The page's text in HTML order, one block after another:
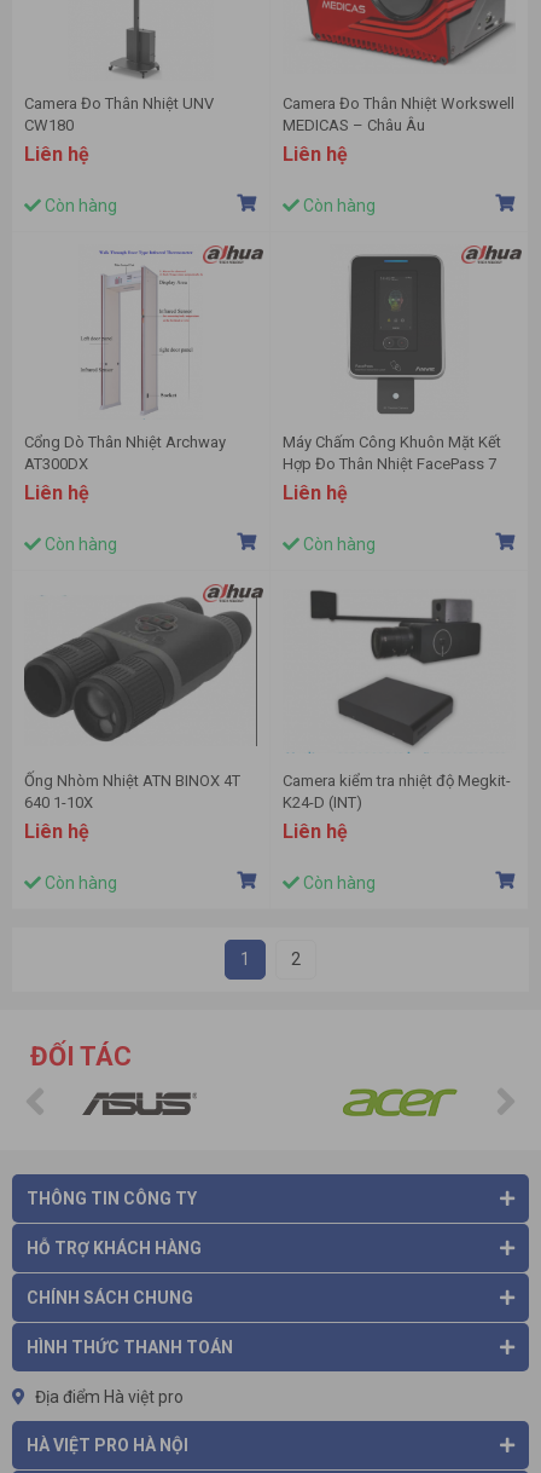
Camera Đo Thân Nhiệt UNV
CW180
Liên hệ
Còn hàng
Camera Đo Thân Nhiệt Workswell
MEDICAS – Châu Âu
Liên hệ
Còn hàng
Cổng Dò Thân Nhiệt Archway
AT300DX
Liên hệ
Còn hàng
Máy Chấm Công Khuôn Mặt Kết
Hợp Đo Thân Nhiệt FacePass 7
IRT
Liên hệ
Còn hàng
Ống Nhòm Nhiệt ATN BINOX 4T
640 1-10X
Liên hệ
Còn hàng
Camera kiểm tra nhiệt độ Megkit-
K24-D (INT)
Liên hệ
Còn hàng
1 2
ĐỐI TÁC
THÔNG TIN CÔNG TY
HỖ TRỢ KHÁCH HÀNG
CHÍNH SÁCH CHUNG
HÌNH THỨC THANH TOÁN
Địa điểm Hà việt pro
HÀ VIỆT PRO HÀ NỘI